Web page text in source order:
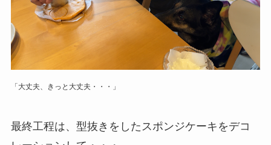
「大丈夫、きっと大丈夫・・・」
最終工程は、型抜きをしたスポンジケーキをデコ